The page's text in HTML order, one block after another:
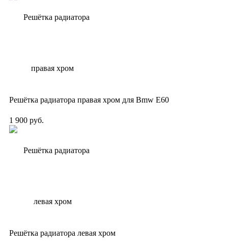
Решётка радиатора правая хром для Bmw E60
1 900 руб.
Решётка радиатора левая хром